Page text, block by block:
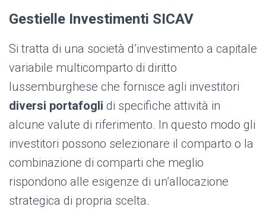
Gestielle Investimenti SICAV
Si tratta di una società d’investimento a capitale
variabile multicomparto di diritto
lussemburghese che fornisce agli investitori
diversi portafogli di specifiche attività in
alcune valute di riferimento. In questo modo gli
investitori possono selezionare il comparto o la
combinazione di comparti che meglio
rispondono alle esigenze di un’allocazione
strategica di propria scelta.